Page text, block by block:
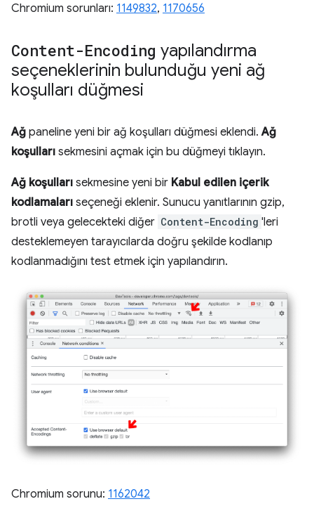
Chromium sorunları: 1149832, 1170656
Content-Encoding yapılandırma
seçeneklerinin bulunduğu yeni ağ
koşulları düğmesi
Ağ paneline yeni bir ağ koşulları düğmesi eklendi.Ağ
koşulları sekmesini açmak için bu düğmeyi tıklayın.
Ağ koşulları sekmesine yeni bir Kabul edilen içerik
kodlamaları seçeneği eklenir. Sunucu yanıtlarının gzip,
brotli veya gelecekteki diğer Content-Encoding 'leri
desteklemeyen tarayıcılarda doğru şekilde kodlanıp
kodlanmadığını test etmek için yapılandırın.
Chromium sorunu: 1162042